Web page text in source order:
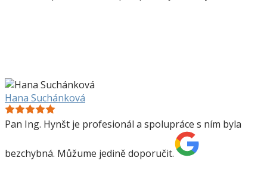
Hana Suchánková
Pan Ing. Hynšt je profesionál a spolupráce s ním byla
bezchybná. Můžume jedině doporučit.